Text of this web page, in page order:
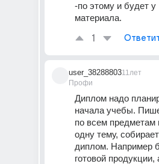
-по этому и будет
материала.
1
user_38288803
Профи
11лет
Диплом надо
начала учебы.
по всем предметам
одну тему,
диплом. Например
готовой продукции,